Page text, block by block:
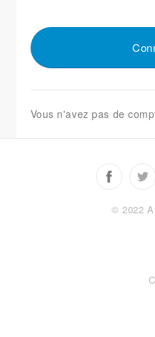
Vous n'avez pas de
© 2022